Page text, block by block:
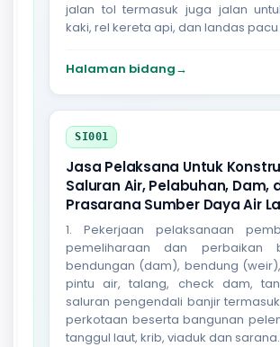
jalan tol termasuk juga jalan
kaki, rel kereta api, dan landas
Halaman bidang→
SI001
Jasa Pelaksana Untuk
Saluran Air, Pelabuhan, Dam,
Prasarana Sumber Daya Air
1. Pekerjaan pelaksanaan
pemeliharaan dan perbaikan
bendungan (dam), bendung
pintu air, talang, check dam,
saluran pengendali banjir
perkotaan beserta bangunan
tanggul laut, krib, viaduk dan